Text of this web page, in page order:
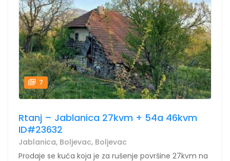
7
Rtanj – Jablanica 27kvm + 54a 46kvm
ID#23632
Jablanica, Boljevac, Boljevac
Prodaje se kuća koja je za rušenje površine 27kvm na